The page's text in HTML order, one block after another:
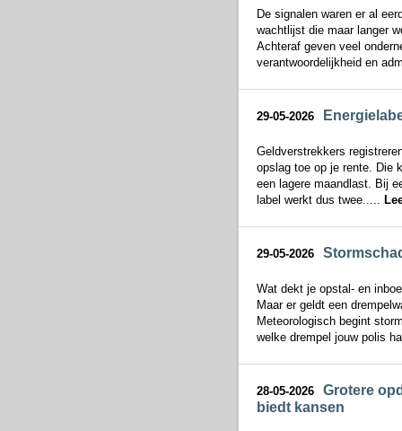
De signalen waren er al
wachtlijst die maar langer
Achteraf geven veel
verantwoordelijkheid en
29-05-2026
Geldverstrekkers
opslag toe op je rente. Die
een lagere maandlast. Bij
label werkt dus twee.....
29-05-2026
Wat dekt je opstal- en
Maar er geldt een
Meteorologisch begint
welke drempel jouw polis
28-05-2026
Grotere
biedt kansen